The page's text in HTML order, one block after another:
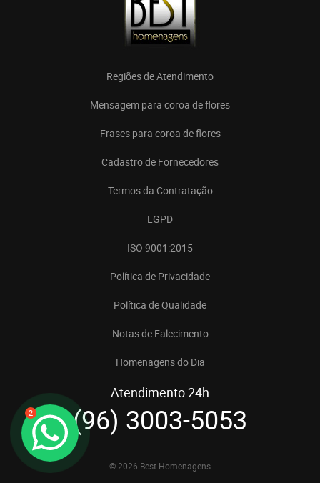
2
Regiões de Atendimento
Mensagem para coroa de flores
Frases para coroa de flores
Cadastro de Fornecedores
Termos da Contratação
LGPD
ISO 9001:2015
Política de Privacidade
Política de Qualidade
Notas de Falecimento
Homenagens do Dia
Atendimento 24h
(96) 3003-5053
© 2026 Best Homenagens